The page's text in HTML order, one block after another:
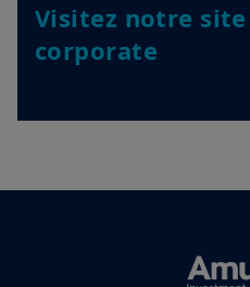
Visitez notre
corporate